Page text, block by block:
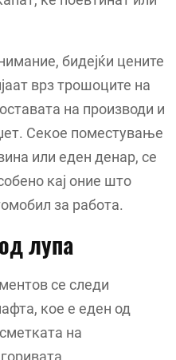
бидејќи цените
врз трошоците на
на производи и
Секое поместување
или еден денар, се
кај оние што
за работа.
лупа
се следи
кое е еден од
на